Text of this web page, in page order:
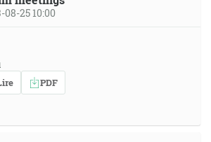
25 10:00
PDF